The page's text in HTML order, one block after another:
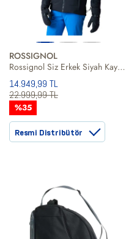
ROSSIGNOL
Rossignol Siz Erkek Siyah Kayak Ceketi
14.949,99 TL
22.999,99 TL
%35
Resmi Distribütör